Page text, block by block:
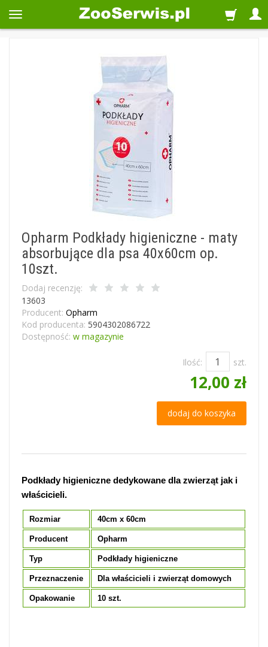
Opharm Podkłady higieniczne - maty
absorbujące dla psa 40x60cm op.
10szt.
Dodaj recenzję:
13603
Producent: Opharm
Kod producenta: 5904302086722
Dostępność: w magazynie
Ilość: szt.
12,00 zł
dodaj do koszyka
Podkłady higieniczne dedykowane dla zwierząt jak i
właścicieli.
Rozmiar 40cm x 60cm
Producent Opharm
Typ Podkłady higieniczne
Przeznaczenie Dla właścicieli i zwierząt domowych
Opakowanie 10 szt.